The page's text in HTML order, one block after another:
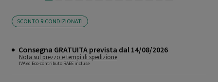
SCONTO RICONDIZIONATI
Consegna GRATUITA prevista dal 14/08/2026
Nota sul prezzo e tempi di spedizione
IVA ed Eco-contributo RAEE incluse